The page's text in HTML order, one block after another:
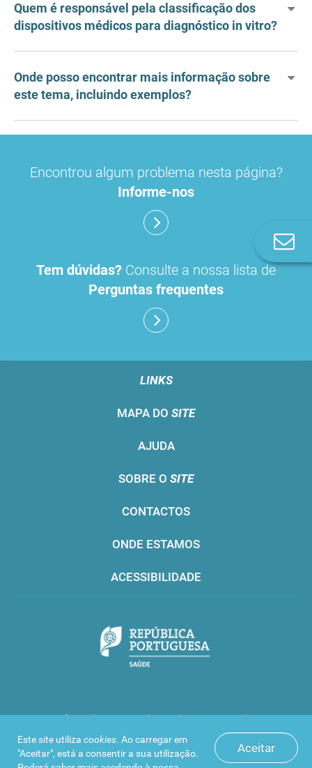
Quem é responsável pela classificação dos
dispositivos médicos para diagnóstico in vitro?
Onde posso encontrar mais informação sobre
este tema, incluindo exemplos?
Aceitar
Estesite utiliza cookies. Ao carregar em
"Aceitar", está a consentir a sua utilização.
Encontrou algum problema nesta página?
Informe-nos
Tem dúvidas? Consulte a nossa lista de
Perguntas frequentes
LINKS
MAPA DO SITE
AJUDA
SOBRE O SITE
CONTACTOS
ONDE ESTAMOS
ACESSIBILIDADE
Infarmed © 2016. Todos os direitos reservados